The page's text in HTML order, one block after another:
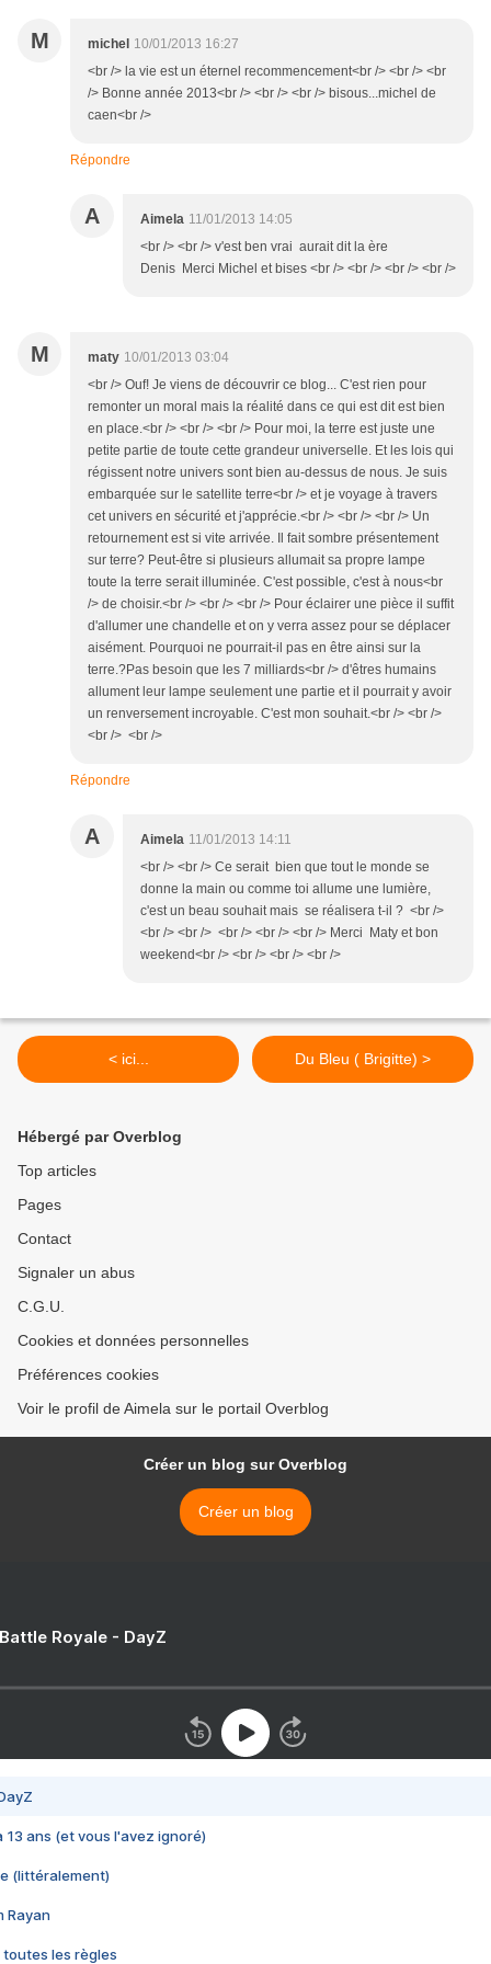
M michel 10/01/2013 16:27
<br /> la vie est un éternel recommencement<br /> <br /> <br
/> Bonne année 2013<br /> <br /> <br /> bisous...michel de
caen<br />
Répondre
A Aimela 11/01/2013 14:05
<br /> <br /> v'est ben vrai aurait dit la ère
Denis Merci Michel et bises <br /> <br /> <br /> <br />
M maty 10/01/2013 03:04
<br /> Ouf! Je viens de découvrir ce blog... C'est rien pour
remonter un moral mais la réalité dans ce qui est dit est bien
en place.<br /> <br /> <br /> Pour moi, la terre est juste une
petite partie de toute cette grandeur universelle. Et les lois qui
régissent notre univers sont bien au-dessus de nous. Je suis
embarquée sur le satellite terre<br /> et je voyage à travers
cet univers en sécurité et j'apprécie.<br /> <br /> <br /> Un
retournement est si vite arrivée. Il fait sombre présentement
sur terre? Peut-être si plusieurs allumait sa propre lampe
toute la terre serait illuminée. C'est possible, c'est à nous<br
/> de choisir.<br /> <br /> <br /> Pour éclairer une pièce il suffit
d'allumer une chandelle et on y verra assez pour se déplacer
aisément. Pourquoi ne pourrait-il pas en être ainsi sur la
terre.?Pas besoin que les 7 milliards<br /> d'êtres humains
allument leur lampe seulement une partie et il pourrait y avoir
un renversement incroyable. C'est mon souhait.<br /> <br />
<br /> <br />
Répondre
A Aimela 11/01/2013 14:11
<br /> <br /> Ce serait bien que tout le monde se
donne la main ou comme toi allume une lumière,
c'est un beau souhait mais se réalisera t-il ? <br />
<br /> <br /> <br /> <br /> <br /> Merci Maty et bon
weekend<br /> <br /> <br /> <br />
< ici... Du Bleu ( Brigitte) >
Hébergé par Overblog
Top articles
Pages
Contact
Signaler un abus
C.G.U.
Cookies et données personnelles
Préférences cookies
Voir le profil de Aimela sur le portail Overblog
Créer un blog sur Overblog
Créer un blog
Royale - DayZ
13 ans (et vous l'avez ignoré)
(littéralement)
Rayan
toutes les règles